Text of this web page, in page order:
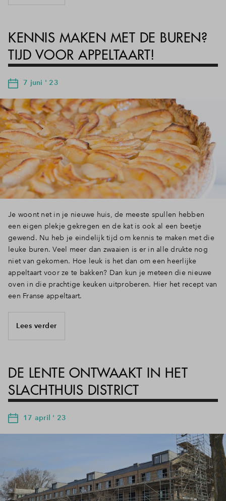
KENNIS MAKEN MET DE BUREN?
TIJD VOOR APPELTAART!
7 juni ' 23
Je woont net in je nieuwe huis, de meeste spullen hebben
een eigen plekje gekregen en de kat is ook al een beetje
gewend. Nu heb je eindelijk tijd om kennis te maken met die
leuke buren. Veel meer dan zwaaien is er in alle drukte nog
niet van gekomen. Hoe leuk is het dan om een heerlijke
appeltaart voor ze te bakken? Dan kun je meteen die nieuwe
oven in die prachtige keuken uitproberen. Hier het recept van
een Franse appeltaart.
Lees verder
DE LENTE ONTWAAKT IN HET
SLACHTHUIS DISTRICT
17 april ' 23